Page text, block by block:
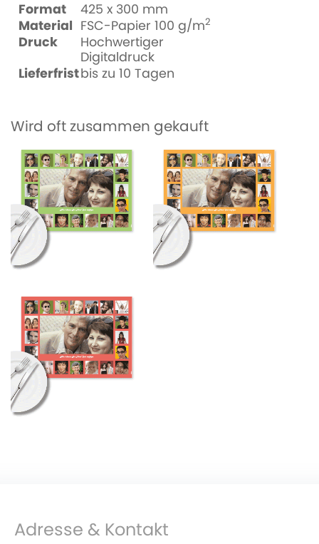
Format
425 x 300 mm
Material FSC-Papier 100 g/m2
Druck
Hochwertiger
Digitaldruck
Lieferfristbis zu 10 Tagen
Wird oft zusammen gekauft
Adresse & Kontakt